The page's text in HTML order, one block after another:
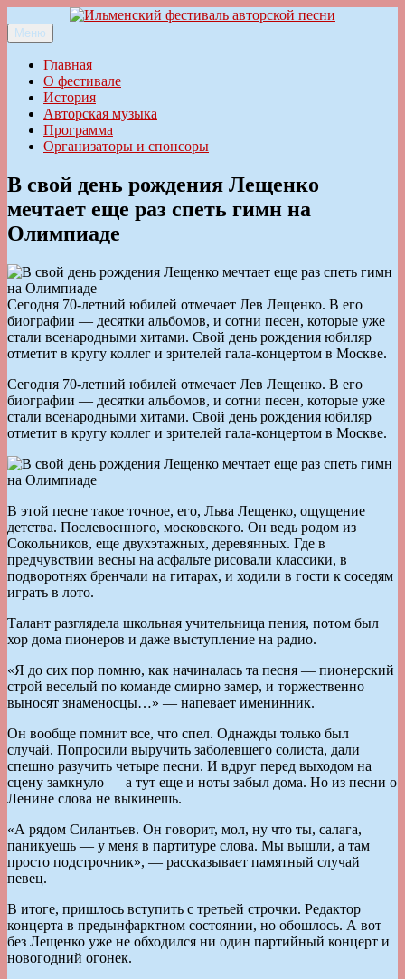
к
содержимому
Ильменский фестиваль авторской песни
Меню
Главная
О фестивале
История
Авторская музыка
Программа
Организаторы и спонсоры
В свой день рождения Лещенко
мечтает еще раз спеть гимн на
Олимпиаде
Сегодня 70-летний юбилей отмечает Лев Лещенко. В его
биографии — десятки альбомов, и сотни песен, которые уже
стали всенародными хитами. Свой день рождения юбиляр
отметит в кругу коллег и зрителей гала-концертом в Москве.
Сегодня 70-летний юбилей отмечает Лев Лещенко. В его
биографии — десятки альбомов, и сотни песен, которые уже
стали всенародными хитами. Свой день рождения юбиляр
отметит в кругу коллег и зрителей гала-концертом в Москве.
В этой песне такое точное, его, Льва Лещенко, ощущение
детства. Послевоенного, московского. Он ведь родом из
Сокольников, еще двухэтажных, деревянных. Где в
предчувствии весны на асфальте рисовали классики, в
подворотнях бренчали на гитарах, и ходили в гости к соседям
играть в лото.
Талант разглядела школьная учительница пения, потом был
хор дома пионеров и даже выступление на радио.
«Я до сих пор помню, как начиналась та песня — пионерский
строй веселый по команде смирно замер, и торжественно
выносят знаменосцы…» — напевает именинник.
Он вообще помнит все, что спел. Однажды только был
случай. Попросили выручить заболевшего солиста, дали
спешно разучить четыре песни. И вдруг перед выходом на
сцену замкнуло — а тут еще и ноты забыл дома. Но из песни о
Ленине слова не выкинешь.
«А рядом Силантьев. Он говорит, мол, ну что ты, салага,
паникуешь — у меня в партитуре слова. Мы вышли, а там
просто подстрочник», — рассказывает памятный случай
певец.
В итоге, пришлось вступить с третьей строчки. Редактор
концерта в предынфарктном состоянии, но обошлось. А вот
без Лещенко уже не обходился ни один партийный концерт и
новогодний огонек.